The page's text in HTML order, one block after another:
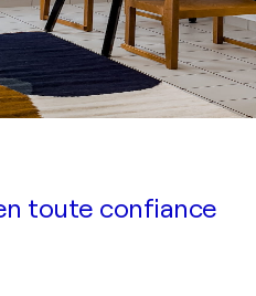
toute confiance